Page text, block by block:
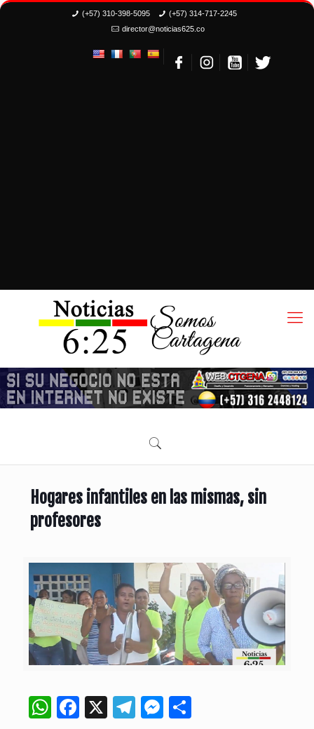
(+57) 310-398-5095
(+57) 314-717-2245
director@noticias625.co
Hogares infantiles en las mismas, sin
profesores
WhatsApp
Facebook
X Telegram
Messenger